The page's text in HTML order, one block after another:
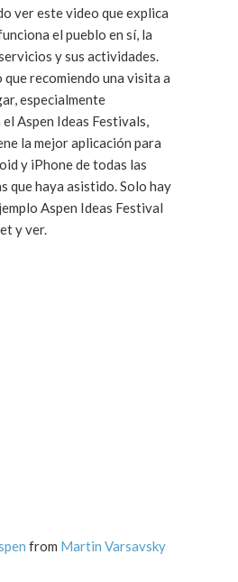
ver este video que explica
el pueblo en sí, la
y sus actividades.
que recomiendo una visita a
especialmente
Aspen Ideas Festivals,
la mejor aplicación para
y iPhone de todas las
haya asistido. Solo hay
Aspen Ideas Festival
y ver.
from Martin Varsavsky